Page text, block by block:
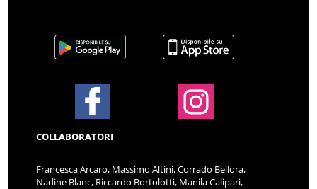
COLLABORATORI
Francesca Arcaro, Massimo Altini, Corrado Bellora,
Nadine Blanc, Riccardo Bortolotti, Manila Calipari,